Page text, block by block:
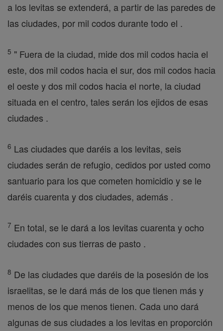
a los levitas se extenderá, a partir de las paredes de
las ciudades, por mil codos durante todo el .
5 " Fuera de la ciudad, mide dos mil codos hacia el
este, dos mil codos hacia el sur, dos mil codos hacia
el oeste y dos mil codos hacia el norte, la ciudad
situada en el centro, tales serán los ejidos de esas
ciudades .
6 Las ciudades que daréis a los levitas, seis
ciudades serán de refugio, cedidos por usted como
santuario para los que cometen homicidio y se le
daréis cuarenta y dos ciudades, además .
7 En total, se le dará a los levitas cuarenta y ocho
ciudades con sus tierras de pasto .
8 De las ciudades que daréis de la posesión de los
israelitas, se le dará más de los que tienen más y
menos de los que menos tienen. Cada uno dará
algunas de sus ciudades a los levitas en proporción